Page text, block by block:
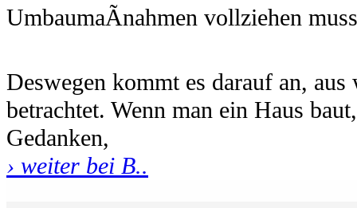
UmbaumaÃnahmen vollziehen
Deswegen kommt es darauf an,
betrachtet. Wenn man ein Haus
Gedanken,
› weiter bei B..